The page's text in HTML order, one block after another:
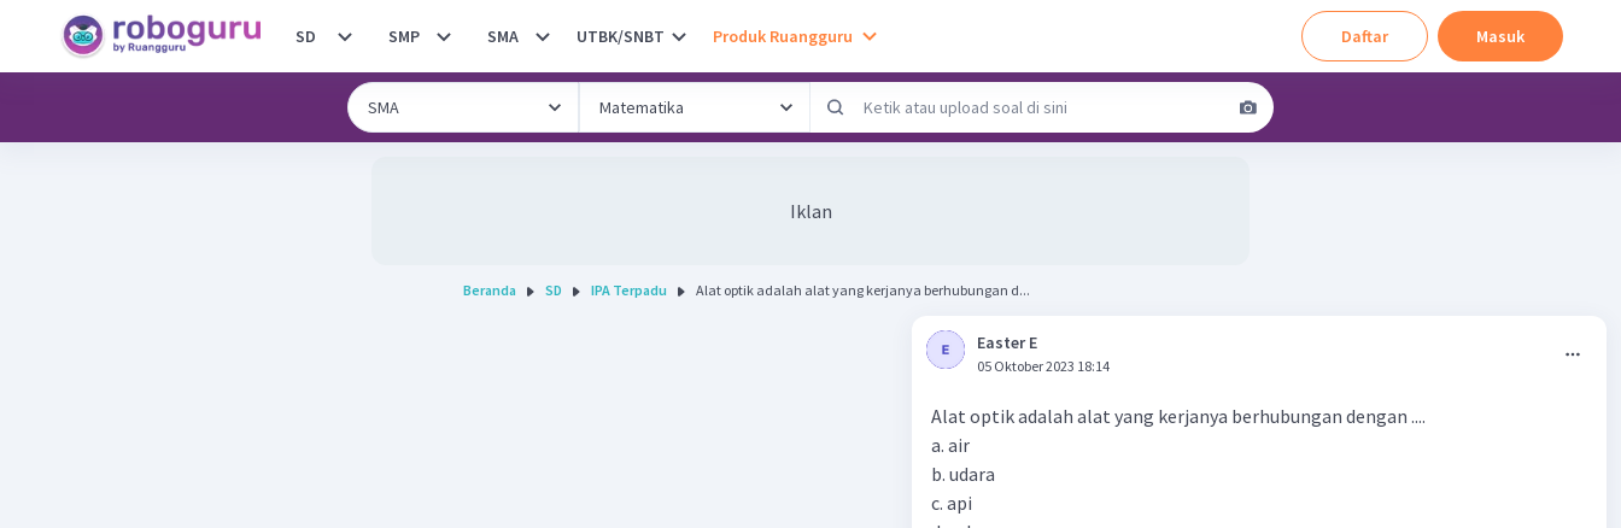
SD SMP SMA UTBK/SNBT Produk Ruangguru Daftar Masuk
Iklan
Beranda SD IPA Terpadu Alat optik adalah alat yang kerjanya berhubungan d...
Easter E
05 Oktober 2023 18:14
Alat optik adalah alat yang kerjanya berhubungan dengan ....
a. air
b. udara
c. api